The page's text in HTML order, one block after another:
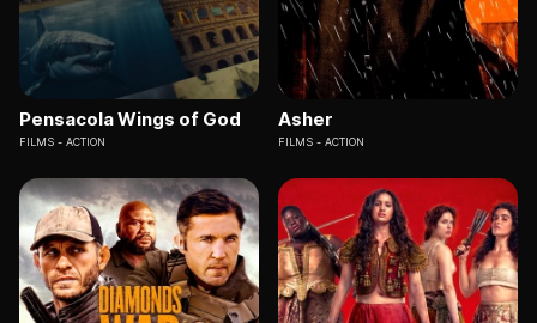
Pensacola Wings of God
FILMS ACTION
Asher
FILMS ACTION